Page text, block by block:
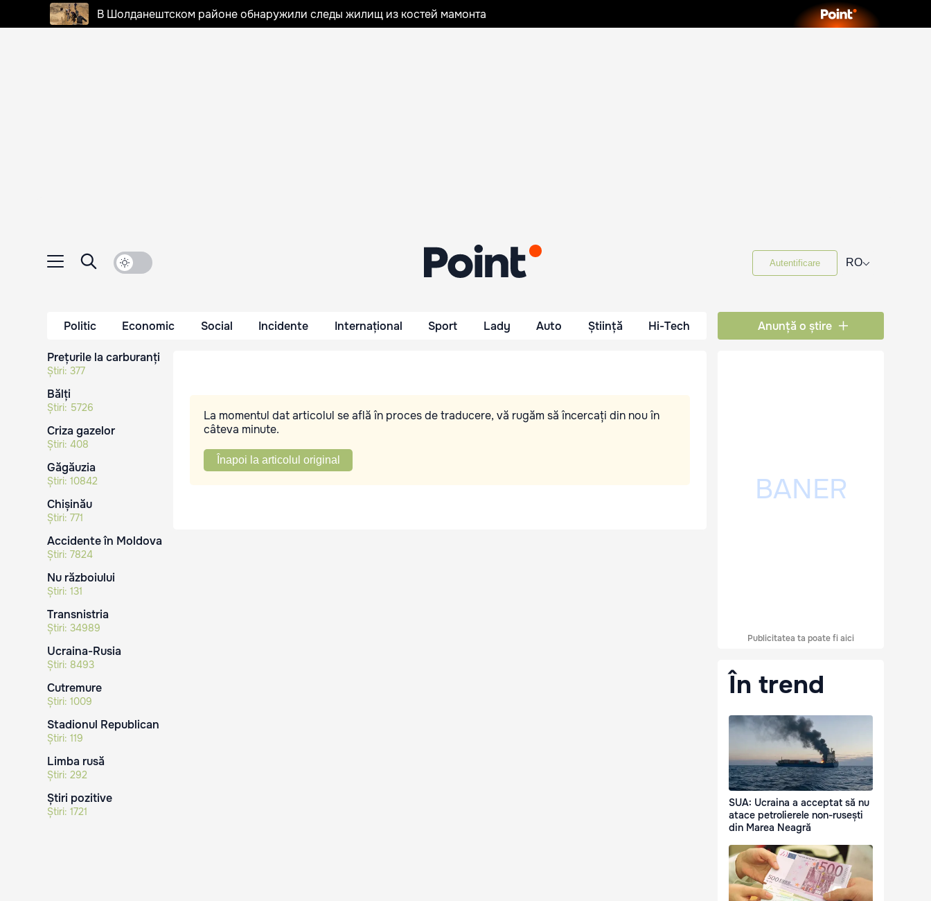
В Шолданештском районе обнаружили следы жилищ из костей мамонта
Autentificare RO⌵
Politic Economic Social Incidente Internațional Sport Lady Auto Știință Hi-Tech Anunță o știre
Prețurile la carburanți
Știri: 377
Bălți
Știri: 5726
Criza gazelor
Știri: 408
Găgăuzia
Știri: 10842
Chișinău
Știri: 771
Accidente în Moldova
Știri: 7824
Nu războiului
Știri: 131
Transnistria
Știri: 34989
Ucraina-Rusia
Știri: 8493
Cutremure
Știri: 1009
Stadionul Republican
Știri: 119
Limba rusă
Știri: 292
Știri pozitive
Știri: 1721
La momentul dat articolul se află în proces de traducere, vă rugăm să încercați din nou în
câteva minute.
Înapoi la articolul original
Publicitatea ta poate fi aici
În trend
SUA: Ucraina a acceptat să nu
atace petrolierele non-rusești
din Marea Neagră